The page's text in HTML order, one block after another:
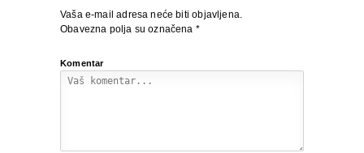
Vaša e-mail adresa neće biti objavljena.
Obavezna polja su označena *
Komentar